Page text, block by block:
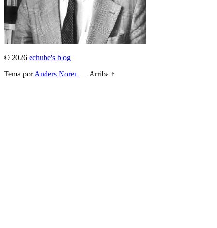
© 2026 echube's blog
Tema porAnders Noren — Arriba ↑